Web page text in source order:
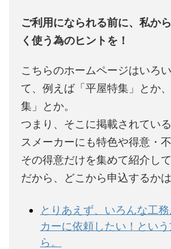
ご利用になられる前に、私か
く使う為のヒントを！
こちらのホームページはいろ
て、例えば「平屋特集」とか
集」とか。
つまり、そこに掲載されてい
スメーカーにも特色や得意・
その得意だけを集めて紹介し
だから、どこから申込するかは
とりあえず、いろんな工
カーに依頼したい！とい
ら。